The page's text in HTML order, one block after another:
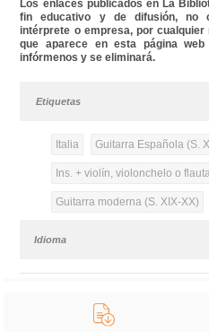
Los enlaces publicados en La
fin educativo y de difusión, no
intérprete o empresa, por
que aparece en esta página
infórmenos y se eliminará.
Etiquetas
Italia Guitarra Española (S.
Ins. + violín, violonchelo o
Guitarra moderna (S. XIX-XX)
Idioma